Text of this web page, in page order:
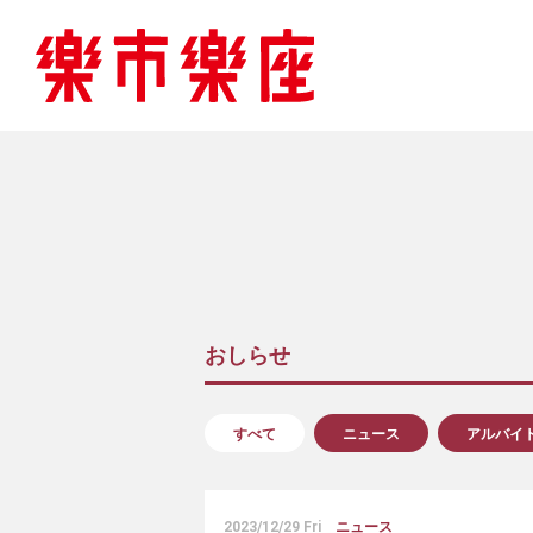
おしらせ
すべて ニュース アルバイ
2023/12/29 Fri ニュース